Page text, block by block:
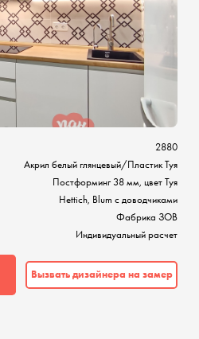
2880
Акрил белый глянцевый/Пластик Туя
Постформинг 38 мм, цвет Туя
Hettich, Blum с доводчиками
Фабрика ЗОВ
Индивидуальный расчет
Вызвать дизайнера на замер